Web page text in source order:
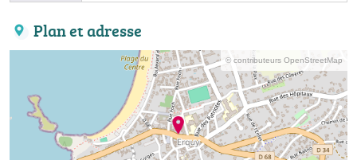
Plan et adresse
© contributeurs OpenStreetMap